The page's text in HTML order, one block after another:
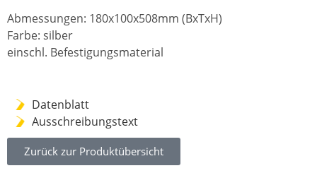
Abmessungen: 180x100x508mm (BxTxH)
Farbe: silber
einschl. Befestigungsmaterial
Datenblatt
Ausschreibungstext
Zurück zur Produktübersicht